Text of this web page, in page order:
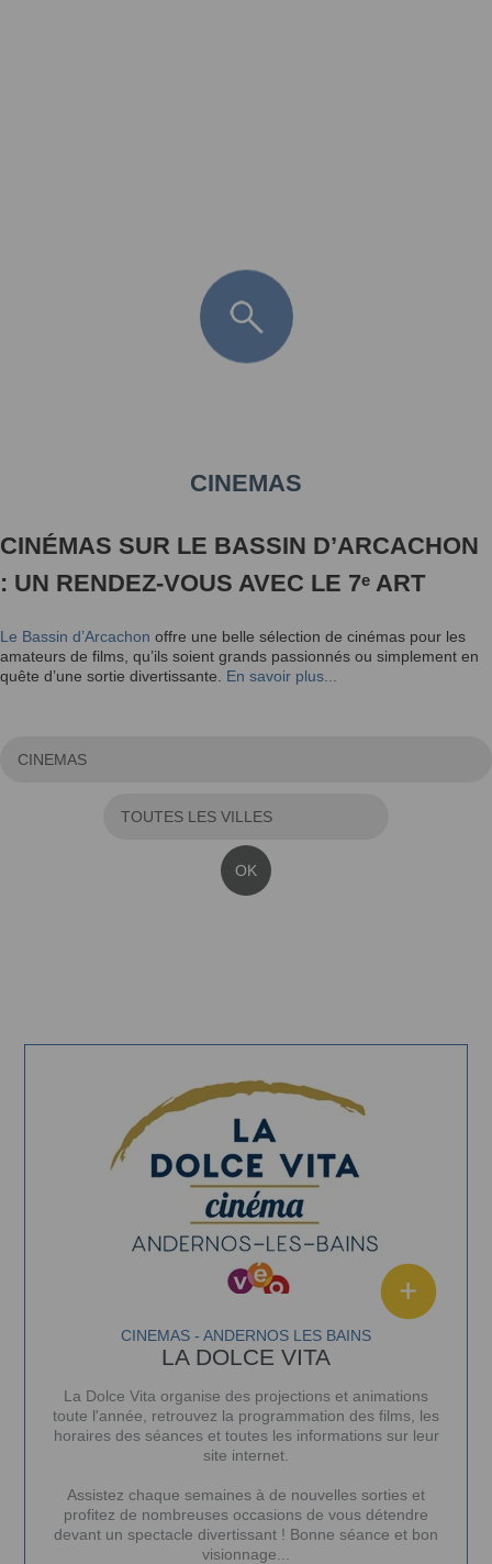
CINEMAS
CINÉMAS SUR LE BASSIN D’ARCACHON
: UN RENDEZ-VOUS AVEC LE 7ᵉ ART
Le Bassin d’Arcachon offre une belle sélection de cinémas pour les
amateurs de films, qu’ils soient grands passionnés ou simplement en
quête d’une sortie divertissante. En savoir plus...
CINEMAS - ANDERNOS LES BAINS
LA DOLCE VITA
La Dolce Vita organise des projections et animations
toute l'année, retrouvez la programmation des films, les
horaires des séances et toutes les informations sur leur
site internet
Assistez chaque semaines à de nouvelles sorties et
profitez de nombreuses occasions de vous détendre
devant un spectacle divertissant ! Bonne séance et bon
visionnage...
OK